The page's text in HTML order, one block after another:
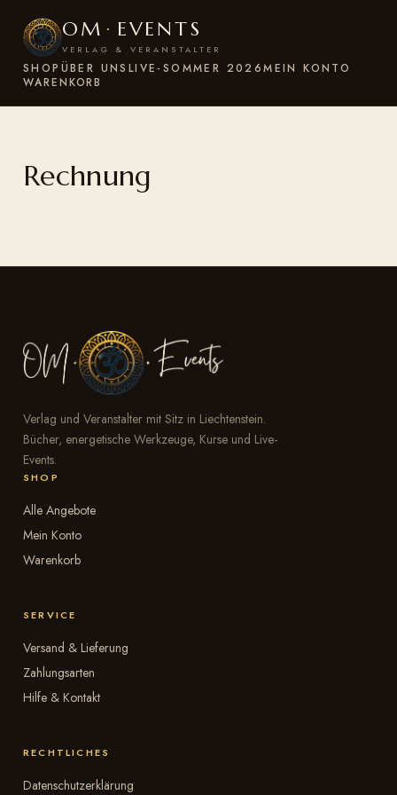
OM · EVENTS
VERLAG & VERANSTALTER
SHOP ÜBER UNS LIVE-SOMMER 2026MEIN KONTO
WARENKORB
Rechnung
Rechnung
Verlag und Veranstalter mit Sitz in Liechtenstein.
Bücher, energetische Werkzeuge, Kurse und Live-
Events.
SHOP
Alle Angebote
Mein Konto
Warenkorb
SERVICE
Versand & Lieferung
Zahlungsarten
Hilfe & Kontakt
RECHTLICHES
Datenschutzerklärung